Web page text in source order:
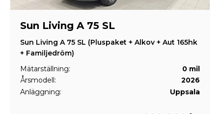
Sun Living A 75 SL
Sun Living A 75 SL (Pluspaket + Alkov + Aut 165hk
+ Familjedröm)
Mätarställning:
0 mil
Årsmodell:
2026
Anläggning:
Uppsala